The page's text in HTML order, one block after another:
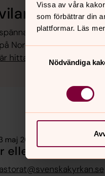
Vissa av våra
som förbättrar din
plattformar. Läs
Nödvändiga
här?
människoöden
Norra kyrkogården
hittar du fler intressanta
maj 2024
eller frågor på